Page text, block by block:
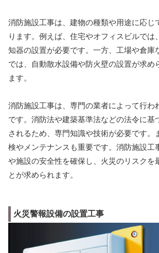
消防施設工事は、建物の種類や用途に応じ
ります。例えば、住宅やオフィスビルでは
知器の設置が必要です。一方、工場や倉庫
では、自動散水設備や防火壁の設置が求め
ます。
消防施設工事は、専門の業者によって行わ
です。消防法や建築基準法などの法令に基
されるため、専門知識や技術が必要です。
検やメンテナンスも重要です。消防施設工
や施設の安全性を確保し、火災のリスクを
とが求められます。
火災警報設備の設置工事